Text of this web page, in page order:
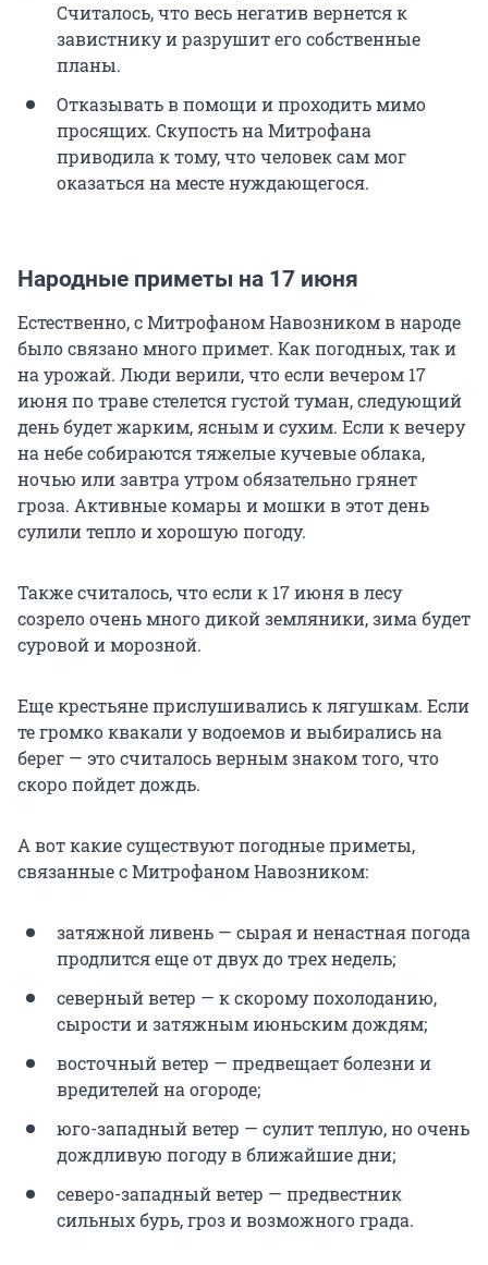
Считалось, что весь негатив вернется к
завистнику и разрушит его собственные
планы.
Отказывать в помощи и проходить мимо
просящих. Скупость на Митрофана
приводила к тому, что человек сам мог
оказаться на месте нуждающегося.
Народные приметы на 17 июня
Естественно, с Митрофаном Навозником в народе
было связано много примет. Как погодных, так и
на урожай. Люди верили, что если вечером 17
июня по траве стелется густой туман, следующий
день будет жарким, ясным и сухим. Если к вечеру
на небе собираются тяжелые кучевые облака,
ночью или завтра утром обязательно грянет
гроза. Активные комары и мошки в этот день
сулили тепло и хорошую погоду.
Также считалось, что если к 17 июня в лесу
созрело очень много дикой земляники, зима будет
суровой и морозной.
Еще крестьяне прислушивались к лягушкам. Если
те громко квакали у водоемов и выбирались на
берег — это считалось верным знаком того, что
скоро пойдет дождь.
А вот какие существуют погодные приметы,
связанные с Митрофаном Навозником:
затяжной ливень — сырая и ненастная погода
продлится еще от двух до трех недель;
северный ветер — к скорому похолоданию,
сырости и затяжным июньским дождям;
восточный ветер — предвещает болезни и
вредителей на огороде;
юго-западный ветер — сулит теплую, но очень
дождливую погоду в ближайшие дни;
северо-западный ветер — предвестник
сильных бурь, гроз и возможного града.